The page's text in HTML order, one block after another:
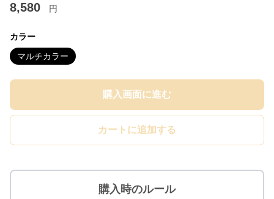
8,580 円
カラー
マルチカラー
購入画面に進む
カートに追加する
購入時のルール